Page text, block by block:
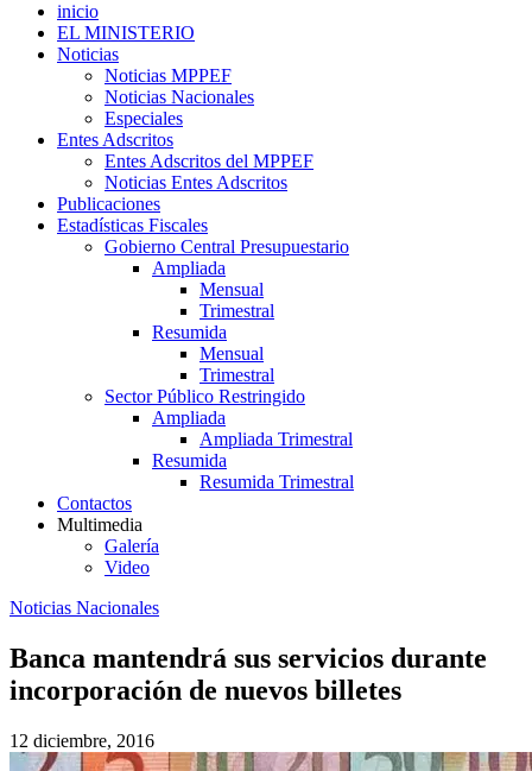
inicio
EL MINISTERIO
Noticias
Noticias MPPEF
Noticias Nacionales
Especiales
Entes Adscritos
Entes Adscritos del MPPEF
Noticias Entes Adscritos
Publicaciones
Estadísticas Fiscales
Gobierno Central Presupuestario
Ampliada
Mensual
Trimestral
Resumida
Mensual
Trimestral
Sector Público Restringido
Ampliada
Ampliada Trimestral
Resumida
Resumida Trimestral
Contactos
Multimedia
Galería
Video
Noticias Nacionales
Banca mantendrá sus servicios durante
incorporación de nuevos billetes
12 diciembre, 2016